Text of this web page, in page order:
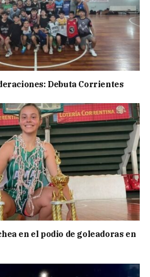
Debuta Corrientes
en el podio de goleadoras en